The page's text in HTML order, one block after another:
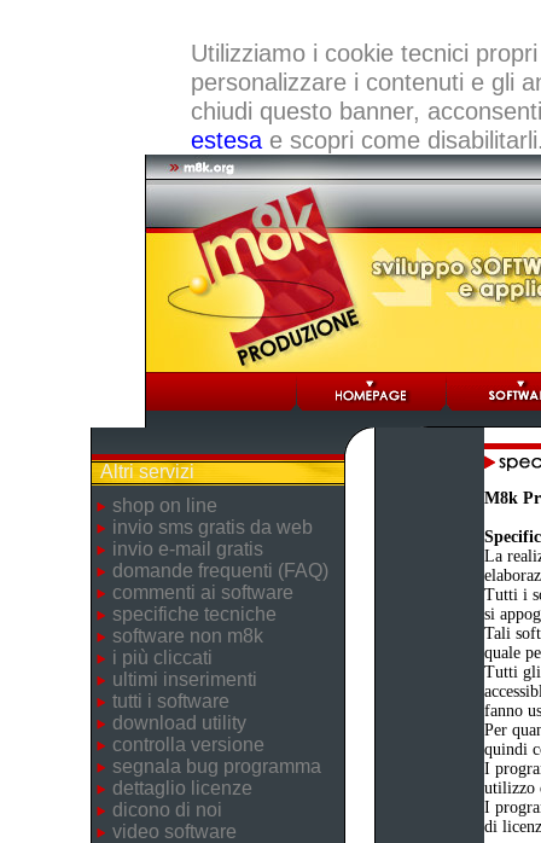
Utilizziamo i cookie tecnici
personalizzare i contenuti e gli
chiudi questo banner,
estesae scopri come
Altri servizi
shop on line
invio sms gratis da web
invio e-mail gratis
domande frequenti (FAQ)
commenti ai software
specifiche tecniche
software non m8k
i più cliccati
ultimi inserimenti
tutti i software
download utility
controlla versione
segnala bug programma
dettaglio licenze
dicono di noi
video software
M8k
La
Tutti i
si
Tali
quale
Tutti gli
fanno
Per
quindi
I
utilizzo
I
di